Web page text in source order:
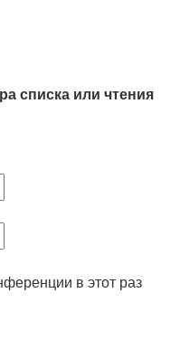
списка или чтения
в этот раз